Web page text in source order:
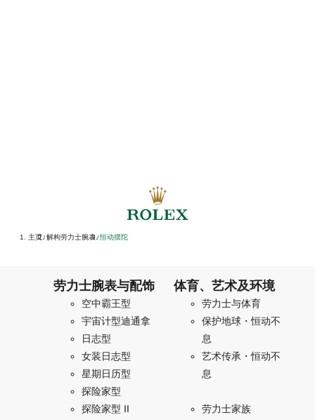
主页 / 解构劳力士腕表/ 恒动摆陀
劳力士腕表与配饰
空中霸王型
宇宙计型迪通拿
日志型
女装日志型
星期日历型
探险家型
探险家型 II
体育、艺术及环境
劳力士与体育
保护地球・恒动不
息
艺术传承・恒动不
息
劳力士家族